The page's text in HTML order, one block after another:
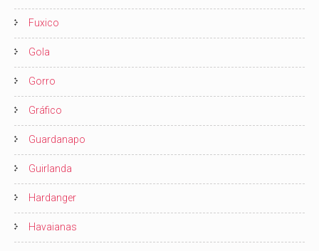
Fuxico
Gola
Gorro
Gráfico
Guardanapo
Guirlanda
Hardanger
Havaianas